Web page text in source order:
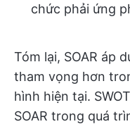
chức phải ứng
Tóm lại, SOAR áp
tham vọng hơn
hình hiện tại.
SOAR trong quá